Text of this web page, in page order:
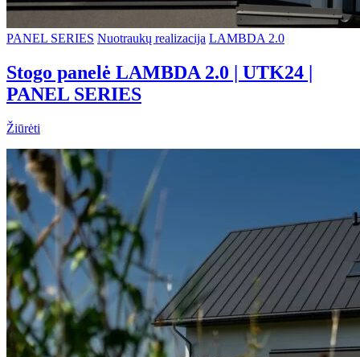
PANEL SERIES Nuotraukų realizacija LAMBDA 2.0
Stogo panelė LAMBDA 2.0 | UTK24 |
PANEL SERIES
Žiūrėti